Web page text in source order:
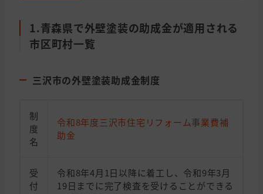
1.青森県で外壁塗装の助成金が適用される
市区町村一覧
三沢市の外壁塗装助成金制度
制
度
名
令和8年度三沢市住宅リフォーム事業費補
助金
受
付
令和8年4月1日以降に着工し、令和9年3月
19日までに完了検査を受けることができる